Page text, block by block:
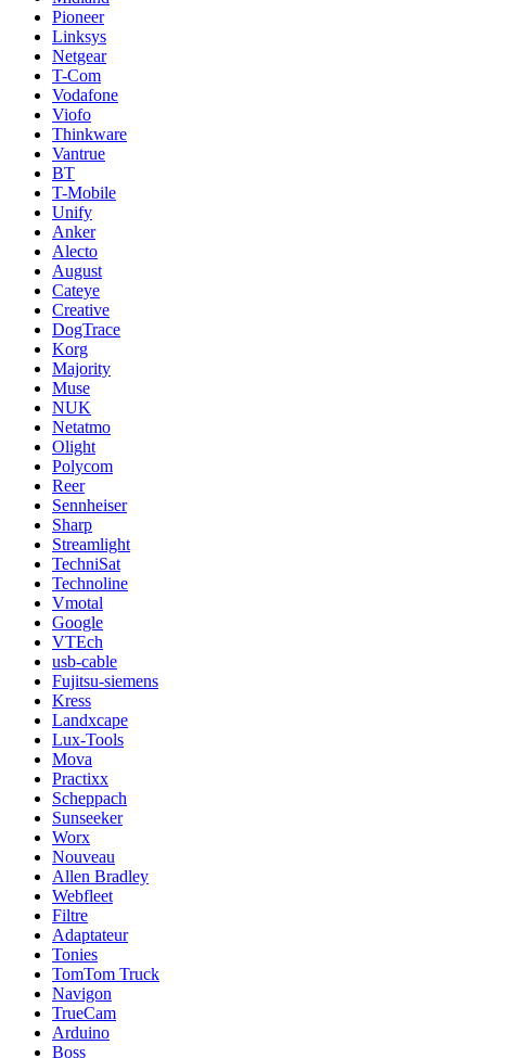
Pioneer
Linksys
Netgear
T-Com
Vodafone
Viofo
Thinkware
Vantrue
BT
T-Mobile
Unify
Anker
Alecto
August
Cateye
Creative
DogTrace
Korg
Majority
Muse
NUK
Netatmo
Olight
Polycom
Reer
Sennheiser
Sharp
Streamlight
TechniSat
Technoline
Vmotal
Google
VTEch
usb-cable
Fujitsu-siemens
Kress
Landxcape
Lux-Tools
Mova
Practixx
Scheppach
Sunseeker
Worx
Nouveau
Allen Bradley
Webfleet
Filtre
Adaptateur
Tonies
TomTom Truck
Navigon
TrueCam
Arduino
Boss